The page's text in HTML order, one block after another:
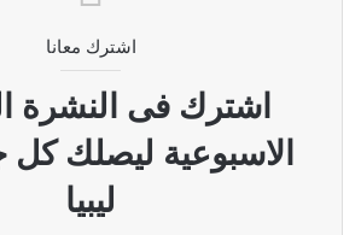
اشترك معانا
اشترك فى النشرة
الاسبوعية ليصلك
ليبيا